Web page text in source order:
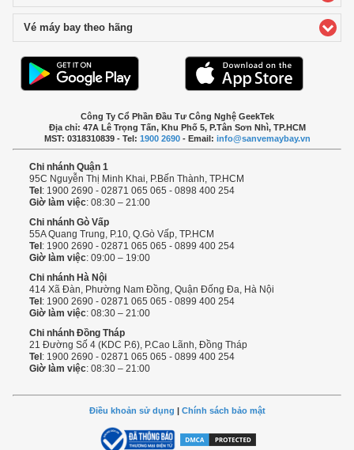
Vé máy bay theo hãng
Công Ty Cổ Phần Đầu Tư Công Nghệ GeekTek
Địa chỉ: 47A Lê Trọng Tấn, Khu Phố 5, P.Tân Sơn Nhì, TP.HCM
MST: 0318310839 - Tel: 1900 2690- Email: info@sanvemaybay.vn
Chi nhánh Quận 1
95C Nguyễn Thị Minh Khai, P.Bến Thành, TP.HCM
Tel : 1900 2690 - 02871 065 065 - 0898 400 254
Giờ làm việc: 08:30 – 21:00
Chi nhánh Gò Vấp
55A Quang Trung, P.10, Q.Gò Vấp, TP.HCM
Tel : 1900 2690 - 02871 065 065 - 0899 400 254
Giờ làm việc: 09:00 – 19:00
Chi nhánh Hà Nội
414 Xã Đàn, Phường Nam Đồng, Quận Đống Đa, Hà Nội
Tel : 1900 2690 - 02871 065 065 - 0899 400 254
Giờ làm việc: 08:30 – 21:00
Chi nhánh Đồng Tháp
21 Đường Số 4 (KDC P.6), P.Cao Lãnh, Đồng Tháp
Tel : 1900 2690 - 02871 065 065 - 0899 400 254
Giờ làm việc: 08:30 – 21:00
Điều khoản sử dụng | Chính sách bảo mật